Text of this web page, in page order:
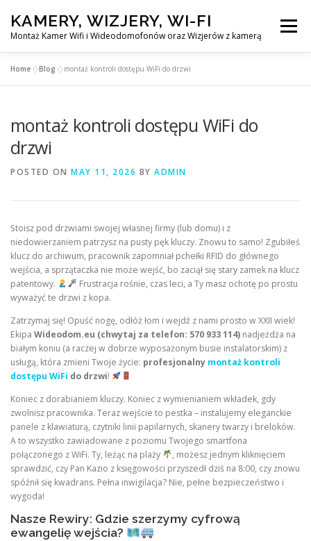
content
KAMERY, WIZJERY, WI-FI
Montaż Kamer Wifi i Wideodomofonów oraz Wizjerów z kamerą
Menu
MONTAŻ WIDEDOMOFONÓW
KONTAKT
EN
Home »Blog »montaż kontroli dostępu WiFi do drzwi
montaż kontroli dostępu WiFi do
drzwi
POSTED ON MAY 11, 2026 BY ADMIN
Stoisz pod drzwiami swojej własnej firmy (lub domu) i z
niedowierzaniem patrzysz na pusty pęk kluczy. Znowu to samo! Zgubiłeś
klucz do archiwum, pracownik zapomniał pchełki RFID do głównego
wejścia, a sprzątaczka nie może wejść, bo zaciął się stary zamek na klucz
patentowy.
Frustracja rośnie, czas leci, a Ty masz ochotę po prostu
wyważyć te drzwi z kopa.
Zatrzymaj się! Opuść nogę, odłóż łom i wejdź z nami prosto w XXII wiek!
Ekipa Wideodom.eu (chwytaj za telefon: 570 933 114) nadjeżdża na
białym koniu (a raczej w dobrze wyposażonym busie instalatorskim) z
usługą, która zmieni Twoje życie: profesjonalny montaż kontroli
dostępu WiFi do drzwi!
Koniec z dorabianiem kluczy. Koniec z wymienianiem wkładek, gdy
zwolnisz pracownika. Teraz wejście to pestka – instalujemy eleganckie
panele z klawiaturą, czytniki linii papilarnych, skanery twarzy i breloków.
A to wszystko zawiadowane z poziomu Twojego smartfona
połączonego z WiFi. Ty, leżąc na plaży
, możesz jednym kliknięciem
sprawdzić, czy Pan Kazio z księgowości przyszedł dziś na 8:00, czy znowu
spóźnił się kwadrans. Pełna inwigilacja? Nie, pełne bezpieczeństwo i
wygoda!
Nasze Rewiry: Gdzie szerzymy cyfrową
ewangelię wejścia?